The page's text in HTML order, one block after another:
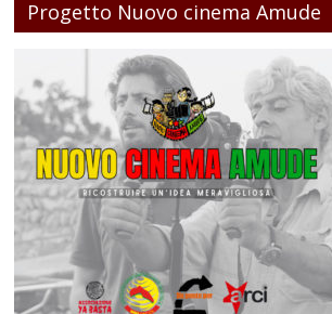
Progetto Nuovo cinema Amude